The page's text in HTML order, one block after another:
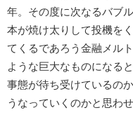
年。その度に次なるバブ
本が焼け太りして投機を
てくるであろう金融メル
ような巨大なものになる
事態が待ち受けているの
うなっていくのかと思わせ